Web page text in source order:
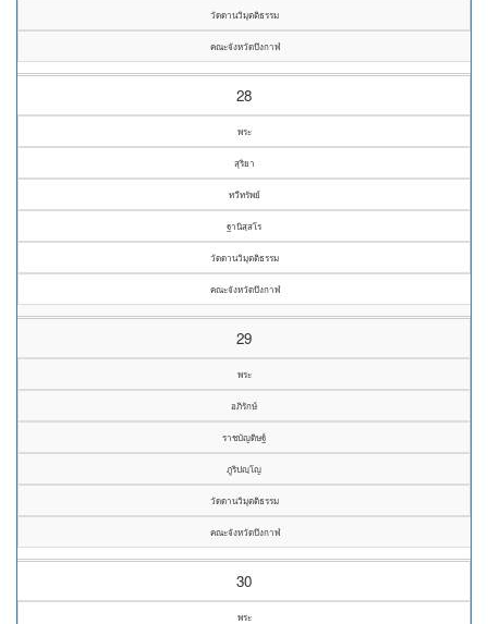
วัดดานวิมุตติธรรม
คณะจังหวัดบึงกาฬ
28
พระ
สุริยา
ทวีทรัพย์
ฐานิสฺสโร
วัดดานวิมุตติธรรม
คณะจังหวัดบึงกาฬ
29
พระ
อภิรักษ์
ราชบัญดิษฐ์
ภูริปญฺโญ
วัดดานวิมุตติธรรม
คณะจังหวัดบึงกาฬ
30
พระ